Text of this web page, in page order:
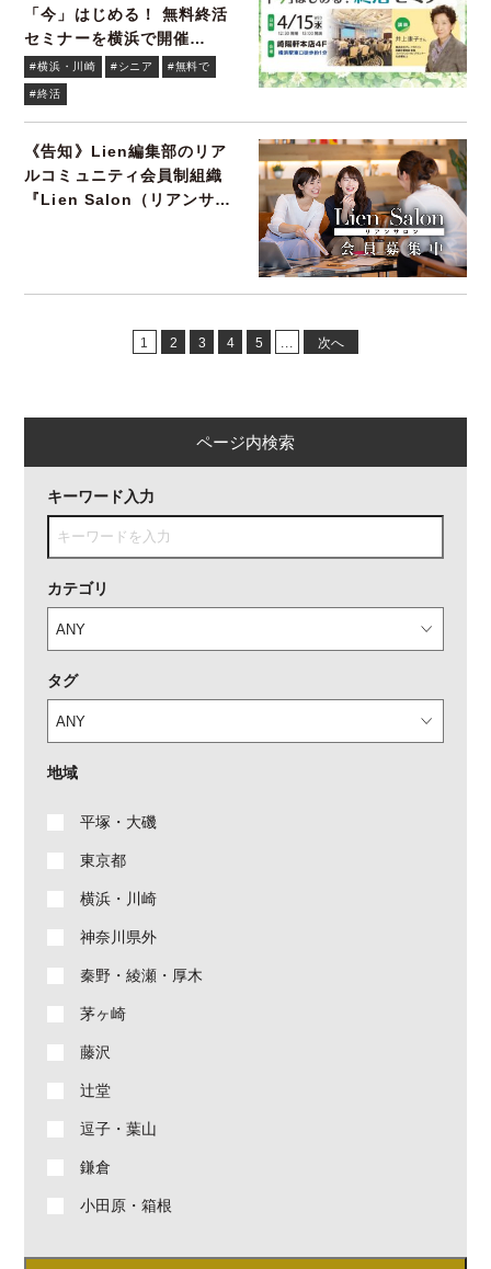
「今」はじめる！ 無料終活
セミナーを横浜で開催
4/15(水)
#横浜・川崎 #シニア #無料で
#終活
《告知》Lien編集部のリア
ルコミュニティ会員制組織
『Lien Salon（リアンサロ
1 2 3 4 5 ... 次へ
ページ内検索
キーワード入力
カテゴリ
タグ
地域
平塚・大磯
東京都
横浜・川崎
神奈川県外
秦野・綾瀬・厚木
茅ヶ崎
藤沢
辻堂
逗子・葉山
鎌倉
小田原・箱根